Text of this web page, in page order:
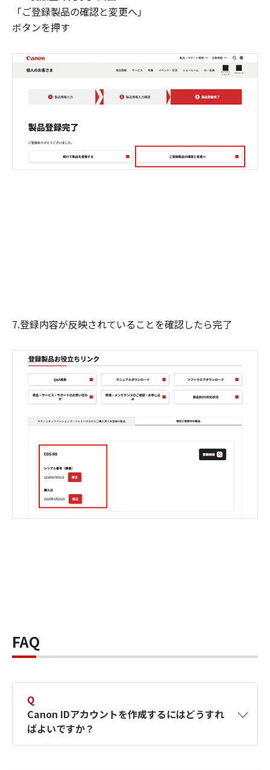
「ご登録製品の確認と変更へ」
ボタンを押す
7.登録内容が反映されていることを確認したら完了
FAQ
Q
Canon IDアカウントを作成するにはどうすれ
ばよいですか？